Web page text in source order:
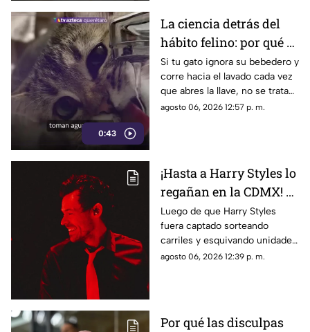
0:43
La ciencia detrás del
hábito felino: por qué el
agua en movimiento
del grifo es irresistible
para los gatos
Si tu gato ignora su bebedero y
corre hacia el lavado cada vez
que abres la llave, no se trata
de un capricho
agosto 06, 2026 12:57 p. m.
¡Hasta a Harry Styles lo
regañan en la CDMX! El
Metrobús aprovechó
que el cantante salió a
correr por Reforma
para darle un consejo
Luego de que Harry Styles
fuera captado sorteando
carriles y esquivando unidades
de transporte durante sus
agosto 06, 2026 12:39 p. m.
Por qué las disculpas